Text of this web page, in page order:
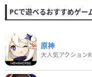
PCで遊べるおすすめゲー
原神
大人気アクション